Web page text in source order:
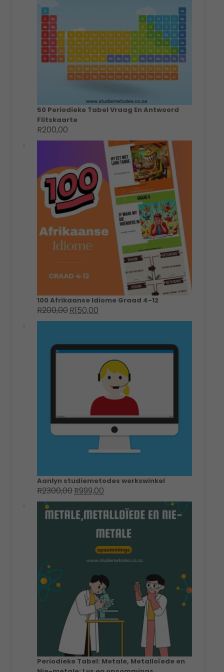
50 Periodieke Tabel Vraag En Antwoord
Flitskaarte
R200,00
100 Afrikaanse Idiome Graad 4-12
R200,00 Original
price
R150,00
price
Aanlyn studiemetodes werkswinkel
R2300,00 Original
price
was:
R2300,00.
R999,00
price
is:
R999,00.
Periodieke Tabel: Metale, Metalloïede en